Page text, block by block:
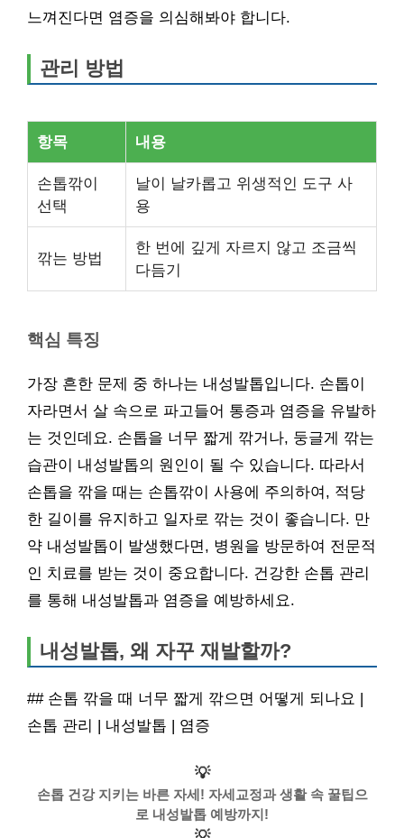
느껴진다면 염증을 의심해봐야 합니다.
관리 방법
항목 내용
손톱깎이
선택
날이 날카롭고 위생적인 도구 사
용
깎는 방법
한 번에 깊게 자르지 않고 조금씩
다듬기
핵심 특징
가장 흔한 문제 중 하나는 내성발톱입니다. 손톱이
자라면서 살 속으로 파고들어 통증과 염증을 유발하
는 것인데요. 손톱을 너무 짧게 깎거나, 둥글게 깎는
습관이 내성발톱의 원인이 될 수 있습니다. 따라서
손톱을 깎을 때는 손톱깎이 사용에 주의하여, 적당
한 길이를 유지하고 일자로 깎는 것이 좋습니다. 만
약 내성발톱이 발생했다면, 병원을 방문하여 전문적
인 치료를 받는 것이 중요합니다. 건강한 손톱 관리
를 통해 내성발톱과 염증을 예방하세요.
내성발톱, 왜 자꾸 재발할까?
## 손톱 깎을 때 너무 짧게 깎으면 어떻게 되나요 |
손톱 관리 | 내성발톱 | 염증
💡
손톱 건강 지키는 바른 자세! 자세교정과 생활 속 꿀팁으
로 내성발톱 예방까지!